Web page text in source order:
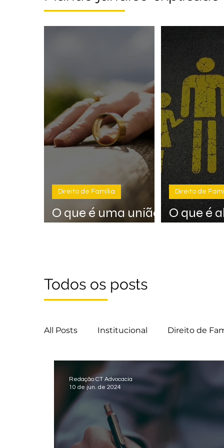
O que é uma união
Direito de Família
O que é
Direito de
Todos os posts
All Posts Institucional Direito de
Direito das Sucessões
Redação CT Advocacia
10 de jun. de 2024